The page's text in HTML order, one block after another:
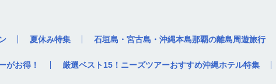
夏休み特集 石垣島・宮古島・沖縄本島那覇の離島周遊旅行
がお得！ 厳選ベスト15！ニーズツアーおすすめ沖縄ホテル特集